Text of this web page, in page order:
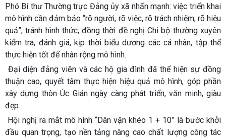
Phó Bí thư Thường trực Đảng ủy xã nhấn mạnh: việc triển khai
mô hình cần đảm bảo “rõ người, rõ việc, rõ trách nhiệm, rõ hiệu
quả”, tránh hình thức; đồng thời đề nghị Chi bộ thường xuyên
kiểm tra, đánh giá, kịp thời biểu dương các cá nhân, tập thể
thực hiện tốt để nhân rộng mô hình.
Đại diện đảng viên và các hộ gia đình đã thể hiện sự đồng
thuận cao, quyết tâm thực hiện hiệu quả mô hình, góp phần
xây dựng thôn Úc Gián ngày càng phát triển, văn minh, giàu
đẹp.
Hội nghị ra mắt mô hình “Dân vận khéo 1 + 10” là bước khởi
đầu quan trọng, tạo nền tảng nâng cao chất lượng công tác